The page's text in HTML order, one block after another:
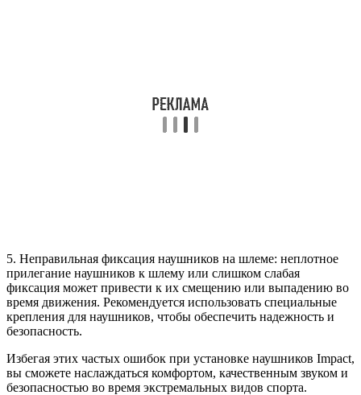
5. Неправильная фиксация наушников на шлеме: неплотное
прилегание наушников к шлему или слишком слабая
фиксация может привести к их смещению или выпадению во
время движения. Рекомендуется использовать специальные
крепления для наушников, чтобы обеспечить надежность и
безопасность.
Избегая этих частых ошибок при установке наушников Impact,
вы сможете наслаждаться комфортом, качественным звуком и
безопасностью во время экстремальных видов спорта.